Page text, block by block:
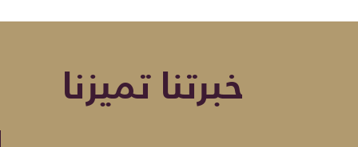
خبرتنا تميزنا